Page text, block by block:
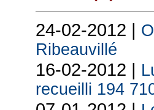
24-02-2012 |
Ribeauvillé
16-02-2012 |
recueilli 194